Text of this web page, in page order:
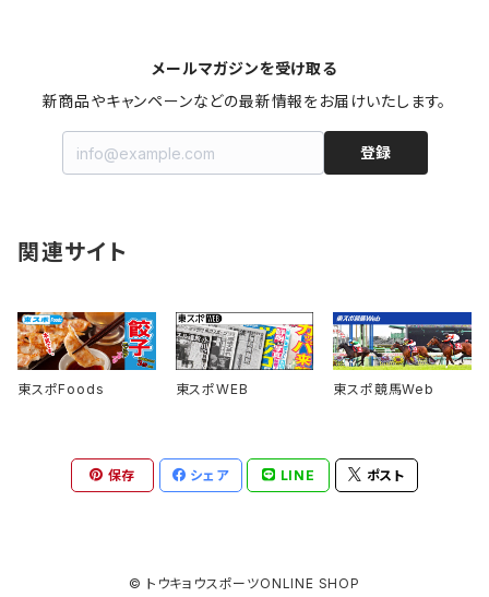
SKE48熊崎晴香×東スポ 的中くまTシャツ
やけくそUMA カッパパイセン ワンポイントTシャツ
東スポ 丸ロゴTシャツ
大スポダイナマイトラガーTシャツ
ガイアフォースＴシャツ
田原成貴ジョッキージョッキ
風野灯織×東スポキムチ餃子コラボ オリジナルエプロン
風野灯織×東スポキムチ餃子コラボ オリジナルアクリルスタンド
メールマガジンを受け取る
新商品やキャンペーンなどの最新情報をお届けいたします。
登録
関連サイト
東スポFoods 東スポWEB 東スポ競馬Web
保存 シェア LINE ポスト
© トウキョウスポーツONLINE SHOP